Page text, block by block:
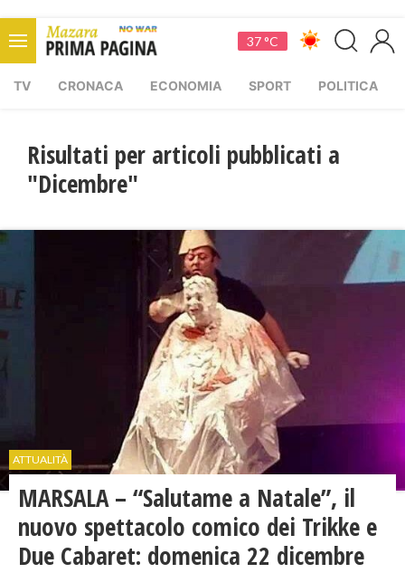
37 °C
TV CRONACA ECONOMIA SPORT POLITICA
Risultati per articoli pubblicati a
"Dicembre"
ATTUALITÀ
MARSALA – “Salutame a Natale”, il
nuovo spettacolo comico dei Trikke e
Due Cabaret: domenica 22 dicembre